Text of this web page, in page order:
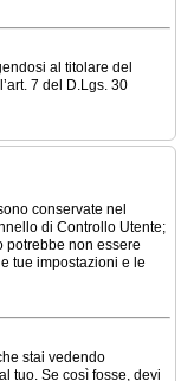
al titolare del
7 del D.Lgs. 30
conservate nel
di Controllo Utente;
potrebbe non essere
tue impostazioni e le
stai vedendo
tuo. Se così fosse, devi